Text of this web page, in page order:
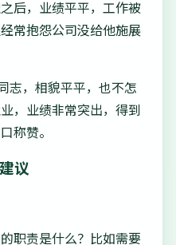
后，业绩平平，工作被
常抱怨公司没给他施展
志，相貌平平，也不怎
，业绩非常突出，得到
称赞。
议
职责是什么？比如需要